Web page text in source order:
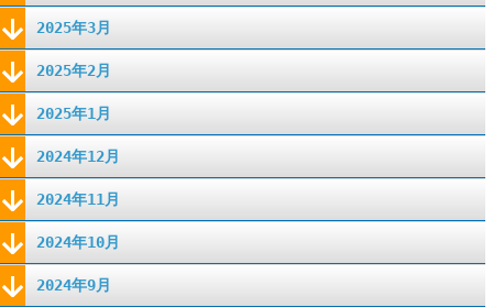
2025年3月
2025年2月
2025年1月
2024年12月
2024年11月
2024年10月
2024年9月